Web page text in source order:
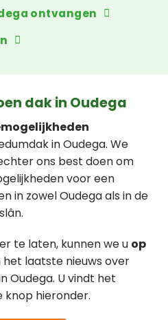
ontvangen
dak in Oudega
in Oudega. We
ons best doen om
voor een
in zowel Oudega als in de
te laten, kunnen we u op
het laatste nieuws over
Oudega. U vindt het
knop hieronder.